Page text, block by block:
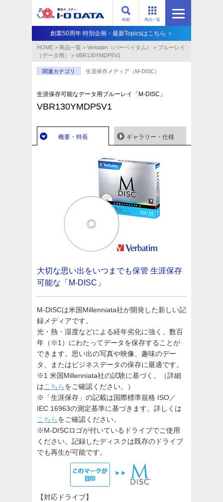
商品一覧
検索
創業50周年 特別企画・最新Topicsはこちら ＞
HOME > 商品一覧 > Verbatim（バーベイタム） > ブルーレイ
（データ用）
> VBR130YMDP5V1
関連カテゴリ 生涯保存メディア（M-DISC）
生涯保存可能なデータ用ブルーレイ「M-DISC」
VBR130YMDP5V1
概要・特長 ギャラリー・仕様
大切な思い出をいつまでも保管 生涯保存
可能な「M-DISC」
M-DISCは米国Millenniata社が開発した新しい記
録メディアです。
光・熱・湿度などによる経年劣化に強く、数百
年（※1）にわたってデータを保存することが
できます。思い出の写真や映像、趣味のデー
タ、またはビジネスデータの保存に最適です。
※1 米国Millenniata社の試験に基づく。（詳細
はこちらをご確認ください。）
※「生涯保存」の記載は国際標準規格 ISO／
IEC 16963の測定基準に基づきます。詳しくは
こちらをご確認ください。
※M-DISCロゴが付いているドライブでご使用
ください。記録したディスクは既存のドライブ
でも再生が可能です。
【対応ドライブ】